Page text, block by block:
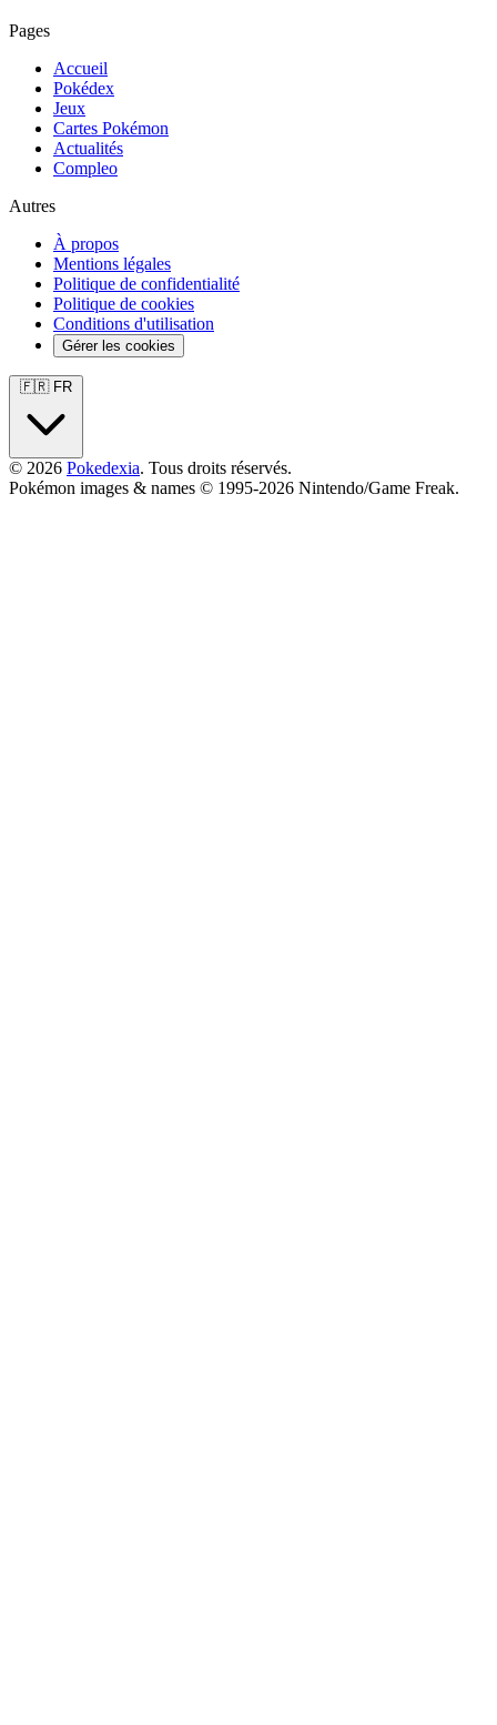
Pages
Accueil
Pokédex
Jeux
Cartes Pokémon
Actualités
Compleo
Autres
À propos
Mentions légales
Politique de confidentialité
Politique de cookies
Conditions d'utilisation
Gérer les cookies
© 2026 Pokedexia. Tous droits réservés.
Pokémon images & names © 1995-2026 Nintendo/Game Freak.